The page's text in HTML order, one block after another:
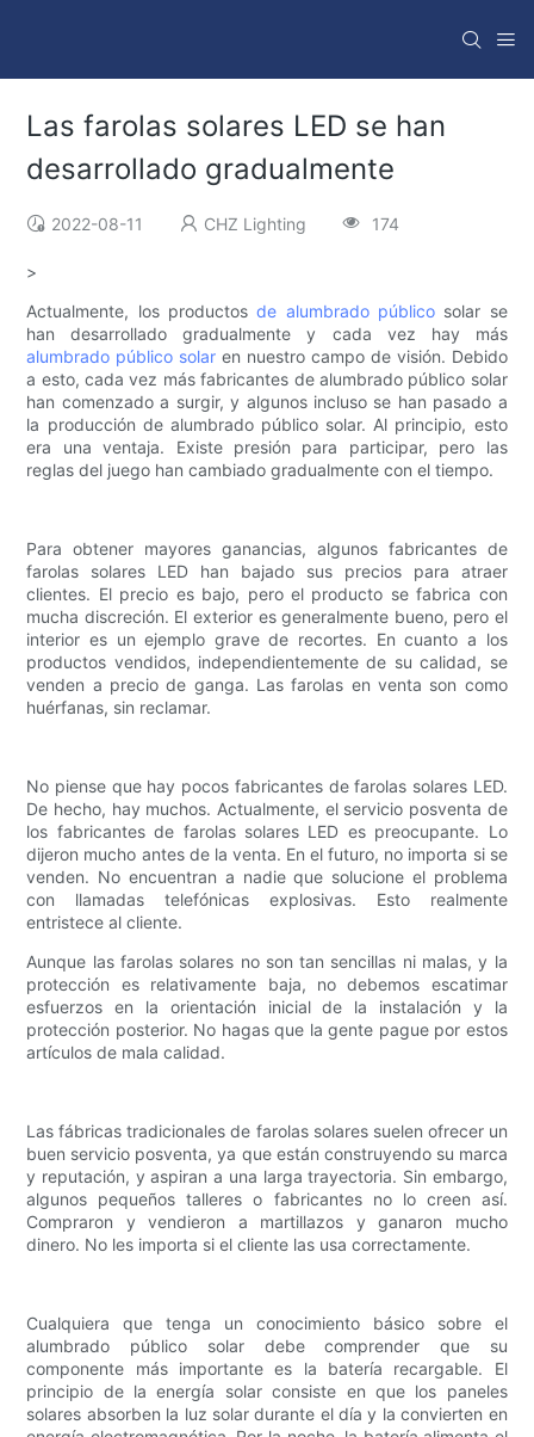
Las farolas solares LED se han
desarrollado gradualmente
2022-08-11 CHZ Lighting 174
>
Actualmente, los productosde alumbrado públicosolar se
han desarrollado gradualmente y cada vez hay más
alumbrado público solar en nuestro campo de visión. Debido
a esto, cada vez más fabricantes de alumbrado público solar
han comenzado a surgir, y algunos incluso se han pasado a
la producción de alumbrado público solar. Al principio, esto
era una ventaja. Existe presión para participar, pero las
reglas del juego han cambiado gradualmente con el tiempo.
Para obtener mayores ganancias, algunos fabricantes de
farolas solares LED han bajado sus precios para atraer
clientes. El precio es bajo, pero el producto se fabrica con
mucha discreción. El exterior es generalmente bueno, pero el
interior es un ejemplo grave de recortes. En cuanto a los
productos vendidos, independientemente de su calidad, se
venden a precio de ganga. Las farolas en venta son como
huérfanas, sin reclamar.
No piense que hay pocos fabricantes de farolas solares LED.
De hecho, hay muchos. Actualmente, el servicio posventa de
los fabricantes de farolas solares LED es preocupante. Lo
dijeron mucho antes de la venta. En el futuro, no importa si se
venden. No encuentran a nadie que solucione el problema
con llamadas telefónicas explosivas. Esto realmente
entristece al cliente.
Aunque las farolas solares no son tan sencillas ni malas, y la
protección es relativamente baja, no debemos escatimar
esfuerzos en la orientación inicial de la instalación y la
protección posterior. No hagas que la gente pague por estos
artículos de mala calidad.
Las fábricas tradicionales de farolas solares suelen ofrecer un
buen servicio posventa, ya que están construyendo su marca
y reputación, y aspiran a una larga trayectoria. Sin embargo,
algunos pequeños talleres o fabricantes no lo creen así.
Compraron y vendieron a martillazos y ganaron mucho
dinero. No les importa si el cliente las usa correctamente.
Cualquiera que tenga un conocimiento básico sobre el
alumbrado público solar debe comprender que su
componente más importante es la batería recargable. El
principio de la energía solar consiste en que los paneles
solares absorben la luz solar durante el día y la convierten en